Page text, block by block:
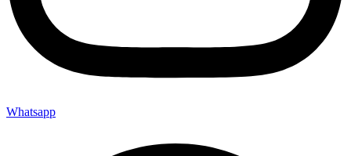
Whatsapp